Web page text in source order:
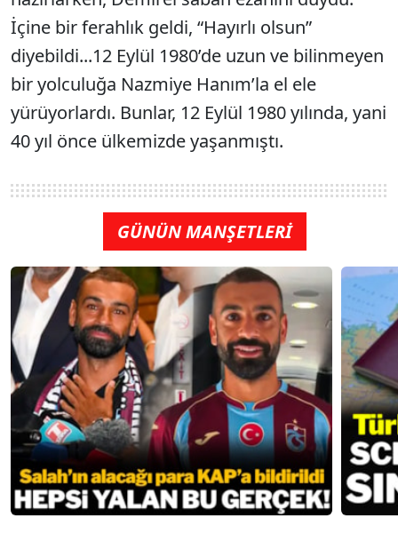
İçine bir ferahlık geldi, “Hayırlı olsun”
diyebildi...12 Eylül 1980’de uzun ve bilinmeyen
bir yolculuğa Nazmiye Hanım’la el ele
yürüyorlardı. Bunlar, 12 Eylül 1980 yılında, yani
40 yıl önce ülkemizde yaşanmıştı.
GÜNÜN MANŞETLERİ